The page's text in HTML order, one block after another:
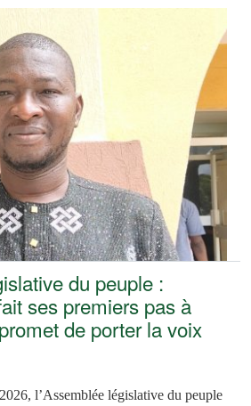
du peuple :
ses premiers pas à
de porter la voix
l’Assemblée législative du peuple